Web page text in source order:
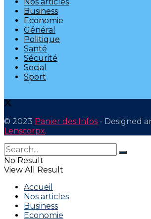
Business
Economie
Général
Politique
Santé
Sécurité
Social
Sport
© 2023 Panier des Infos - Designed
Lenscorpx.
No Result
View All Result
Accueil
Nos articles
Business
Economie